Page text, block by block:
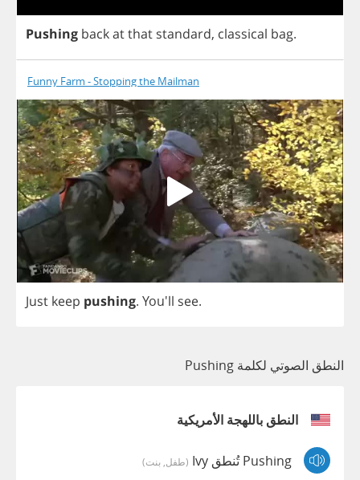
Pushing backatthat standard, classical bag.
Funny Farm - Stopping the Mailman
Just keep pushing. You'll see.
النطق الصوتي لكلمة Pushing
النطق باللهجة الأمريكية
Pushing تُنطق Ivy (طفل, بنت)